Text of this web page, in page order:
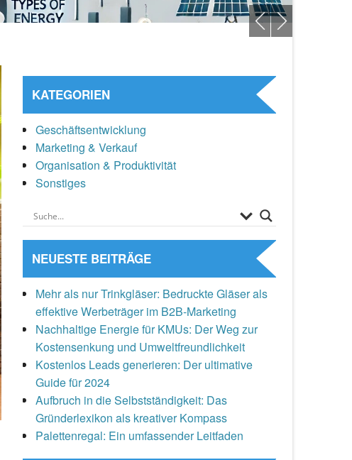
KATEGORIEN
Geschäftsentwicklung
Marketing & Verkauf
Organisation & Produktivität
Sonstiges
NEUESTE BEITRÄGE
Mehr als nur Trinkgläser: Bedruckte Gläser als
effektive Werbeträger im B2B-Marketing
Nachhaltige Energie für KMUs: Der Weg zur
Kostensenkung und Umweltfreundlichkeit
Kostenlos Leads generieren: Der ultimative
Guide für 2024
Aufbruch in die Selbstständigkeit: Das
Gründerlexikon als kreativer Kompass
Palettenregal: Ein umfassender Leitfaden